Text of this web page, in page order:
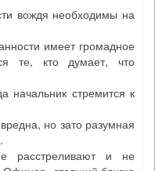
вождя необходимы на
имеет громадное
те, кто думает, что
стремится к
но зато разумная
расстреливают и не